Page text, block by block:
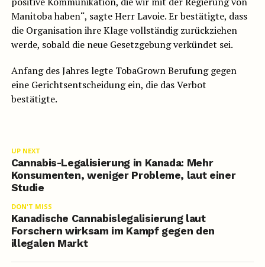
Manitoba haben“, sagte Herr Lavoie. Er bestätigte, dass
die Organisation ihre Klage vollständig zurückziehen
werde, sobald die neue Gesetzgebung verkündet sei.
Anfang des Jahres legte TobaGrown Berufung gegen
eine Gerichtsentscheidung ein, die das Verbot
bestätigte.
UP NEXT
Cannabis-Legalisierung in Kanada: Mehr
Konsumenten, weniger Probleme, laut einer
Studie
DON'T MISS
Kanadische Cannabislegalisierung laut
Forschern wirksam im Kampf gegen den
illegalen Markt